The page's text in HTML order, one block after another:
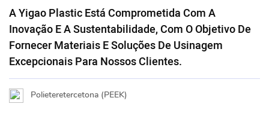
A Yigao Plastic Está Comprometida Com A
Inovação E A Sustentabilidade, Com O Objetivo De
Fornecer Materiais E Soluções De Usinagem
Excepcionais Para Nossos Clientes.
Polieteretercetona (PEEK)